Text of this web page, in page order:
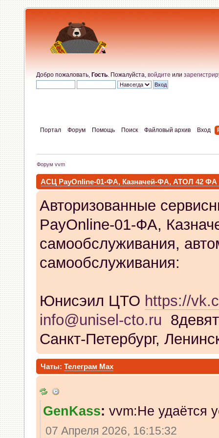
Добро пожаловать, Гость . Пожалуйста, войдите или
Портал Форум Помощь Поиск Файловый архив Вход
Форум vvm
АСЦ PayOnline-01-ФА, Казначей-ФА, АТОЛ 42 ФА
Авторизованные
PayOnline-01-ФА,
самообслуживания,
самообслуживания:
Юнисэил ЦТО https://
info@unisel-cto.ru
Санкт-Петербург,
Чаты:Телеграм Max
GenKass: vvm:Не удаётся
07 Апреля 2026, 16:15:32